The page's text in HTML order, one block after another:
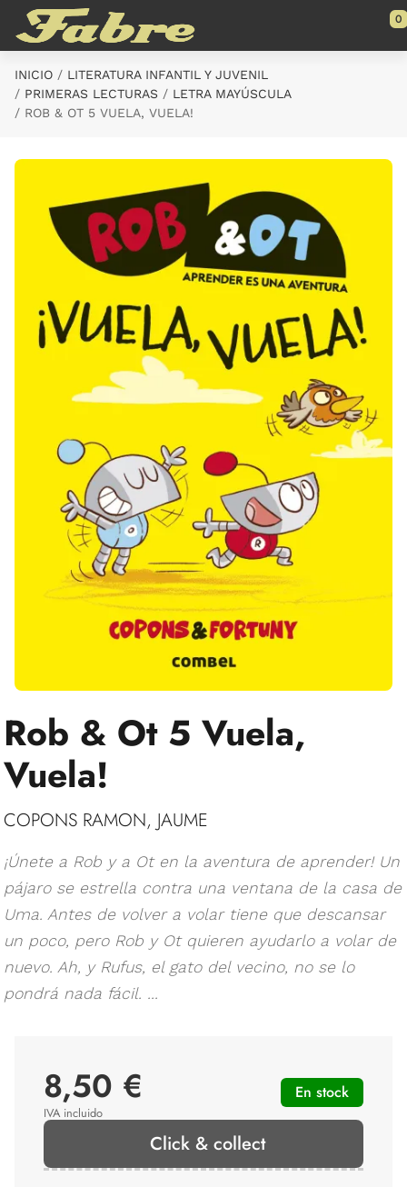
Saltar al contenido principal
0
INICIO
LITERATURA INFANTIL Y JUVENIL
PRIMERAS LECTURAS
LETRA MAYÚSCULA
ROB & OT 5 VUELA, VUELA!
Rob & Ot 5 Vuela,
Vuela!
COPONS RAMON, JAUME
¡Únete a Rob y a Ot en la aventura de aprender! Un
pájaro se estrella contra una ventana de la casa de
Uma. Antes de volver a volar tiene que descansar
un poco, pero Rob y Ot quieren ayudarlo a volar de
nuevo. Ah, y Rufus, el gato del vecino, no se lo
pondrá nada fácil. ...
8,50 €
IVA incluido
En stock
Click & collect